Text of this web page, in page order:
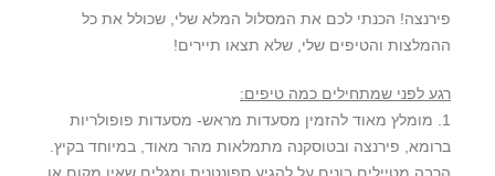
פירנצה! הכנתי לכם את המסלול המלא שלי, שכולל את כל
ההמלצות והטיפים שלי, שלא תצאו תיירים!
רגע לפני שמתחילים כמה טיפים:
1. מומלץ מאוד להזמין מסעדות מראש- מסעדות פופולריות
ברומא, פירנצה ובטוסקנה מתמלאות מהר מאוד, במיוחד בקיץ.